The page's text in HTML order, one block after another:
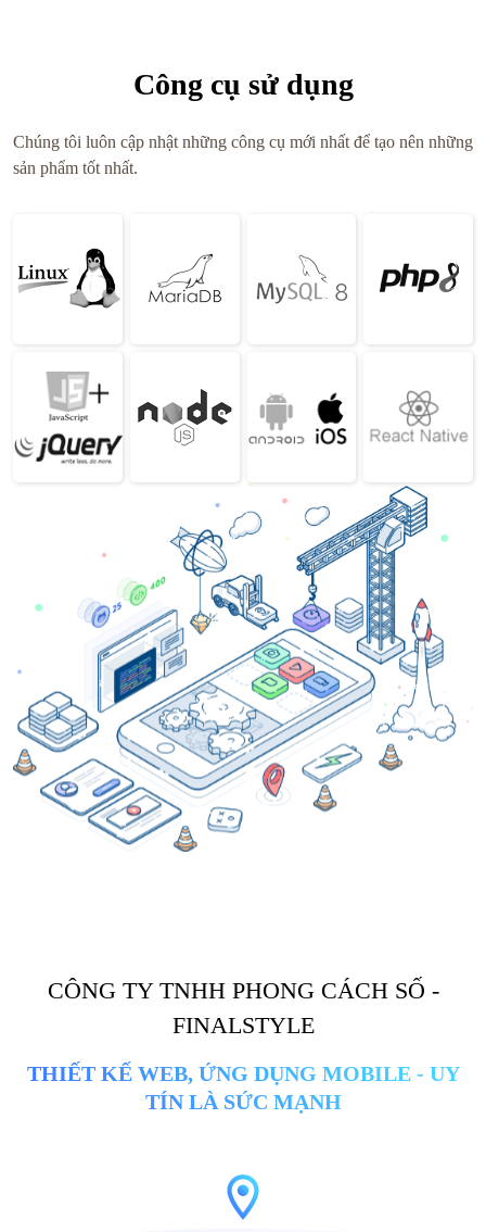
Công cụ sử dụng
Chúng tôi luôn cập nhật những công cụ mới nhất để tạo nên những
sản phẩm tốt nhất.
CÔNG TY TNHH PHONG CÁCH SỐ -
FINALSTYLE
THIẾT KẾ WEB, ỨNG DỤNG MOBILE - UY
TÍN LÀ SỨC MẠNH